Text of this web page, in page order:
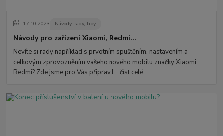
17.10.2023 Návody, rady, tipy
Návody pro zařízení Xiaomi, Redmi...
Nevíte si rady například s prvotním spuštěním, nastavením a
celkovým zprovozněním vašeho nového mobilu značky Xiaomi
Redmi? Zde jsme pro Vás připravil...číst celé